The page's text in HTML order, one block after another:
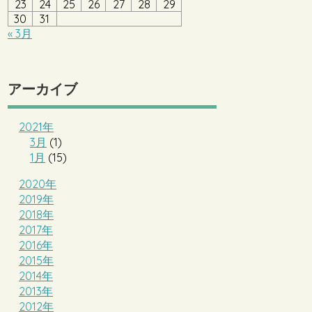
23
24 25 26 27 28
29
30
31
« 3月
アーカイブ
2021年
3月 (1)
1月 (15)
2020年
2019年
2018年
2017年
2016年
2015年
2014年
2013年
2012年